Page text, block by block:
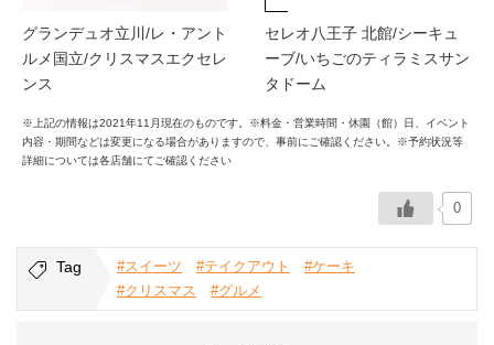
グランデュオ立川/レ・アント
ルメ国立/クリスマスエクセレ
ンス
セレオ八王子 北館/シーキュ
ーブ/いちごのティラミスサン
タドーム
※上記の情報は2021年11月現在のものです。※料金・営業時間・休園（館）日、イベント
内容・期間などは変更になる場合がありますので、事前にご確認ください。※予約状況等
詳細については各店舗にてご確認ください
0
Tag #スイーツ #テイクアウト
#ケーキ
#クリスマス
#グルメ